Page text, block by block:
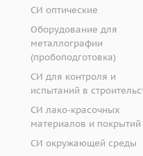
Благодаря
до 750
дисплей,
корректно
наличие
интерфейс
Технические
СИ оптические
Оборудование для
металлографии
(пробоподготовка)
СИ для контроля и
испытаний в
СИ лако-красочных
материалов и покрытий
СИ окружающей среды